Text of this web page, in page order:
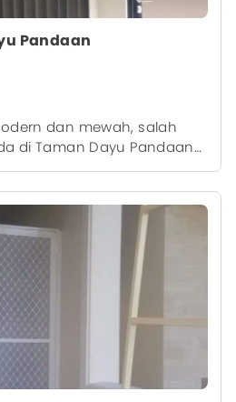
Pandaan
dan mewah, salah
di Taman Dayu Pandaan
interior hunian
berkualitas dari kami